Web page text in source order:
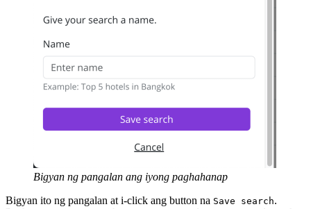
Bigyan ng pangalan ang iyong paghahanap
Bigyan ito ng pangalan at i-click ang button na Save search.